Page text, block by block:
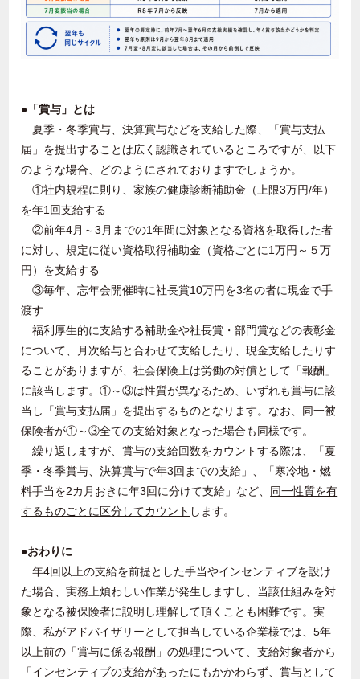
●「賞与」とは
夏季・冬季賞与、決算賞与などを支給した際、「賞与支払
届」を提出することは広く認識されているところですが、以下
のような場合、どのようにされておりますでしょうか。
①社内規程に則り、家族の健康診断補助金（上限3万円/年）
を年1 回支給する
②前年4月～3 月までの1年間に対象となる資格を取得した者
に対し、規定に従い資格取得補助金（資格ごとに1万円～５万
円）を支給する
③毎年、忘年会開催時に社長賞10万円を3名の者に現金で手
渡す
福利厚生的に支給する補助金や社長賞・部門賞などの表彰金
について、月次給与と合わせて支給したり、現金支給したりす
ることがありますが、社会保険上は労働の対償として「報酬」
に該当します。①～③は性質が異なるため、いずれも賞与に該
当し「賞与支払届」を提出するものとなります。なお、同一被
保険者が①～③全ての支給対象となった場合も同様です。
繰り返しますが、賞与の支給回数をカウントする際は、「夏
季・冬季賞与、決算賞与で年3回までの支給」、「寒冷地・燃
料手当を2カ月おきに年3回に分けて支給」など、 同一性質を有
するものごとに区分してカウント します。
●おわりに
年4回以上の支給を前提とした手当やインセンティブを設け
た場合、実務上煩わしい作業が発生しますし、当該仕組みを対
象となる被保険者に説明し理解して頂くことも困難です。実
際、私がアドバイザリーとして担当している企業様では、5年
以上前の「賞与に係る報酬」の処理について、支給対象者から
「インセンティブの支給があったにもかかわらず、賞与として